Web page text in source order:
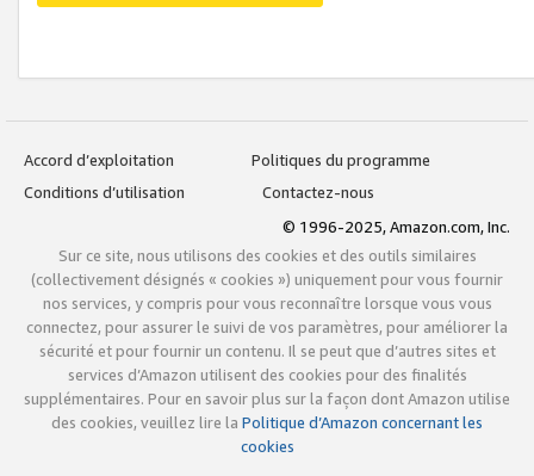
Accord d’exploitation
Politiques du programme
Conditions d’utilisation
Contactez-nous
© 1996-2025, Amazon.com, Inc.
Sur ce site, nous utilisons des cookies et des outils similaires
(collectivement désignés « cookies ») uniquement pour vous fournir
nos services, y compris pour vous reconnaître lorsque vous vous
connectez, pour assurer le suivi de vos paramètres, pour améliorer la
sécurité et pour fournir un contenu. Il se peut que d’autres sites et
services d’Amazon utilisent des cookies pour des finalités
supplémentaires. Pour en savoir plus sur la façon dont Amazon utilise
des cookies, veuillez lire la Politique d’Amazon concernant les
cookies